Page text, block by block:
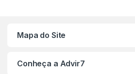
Mapa do Site
Conheça a Advir7